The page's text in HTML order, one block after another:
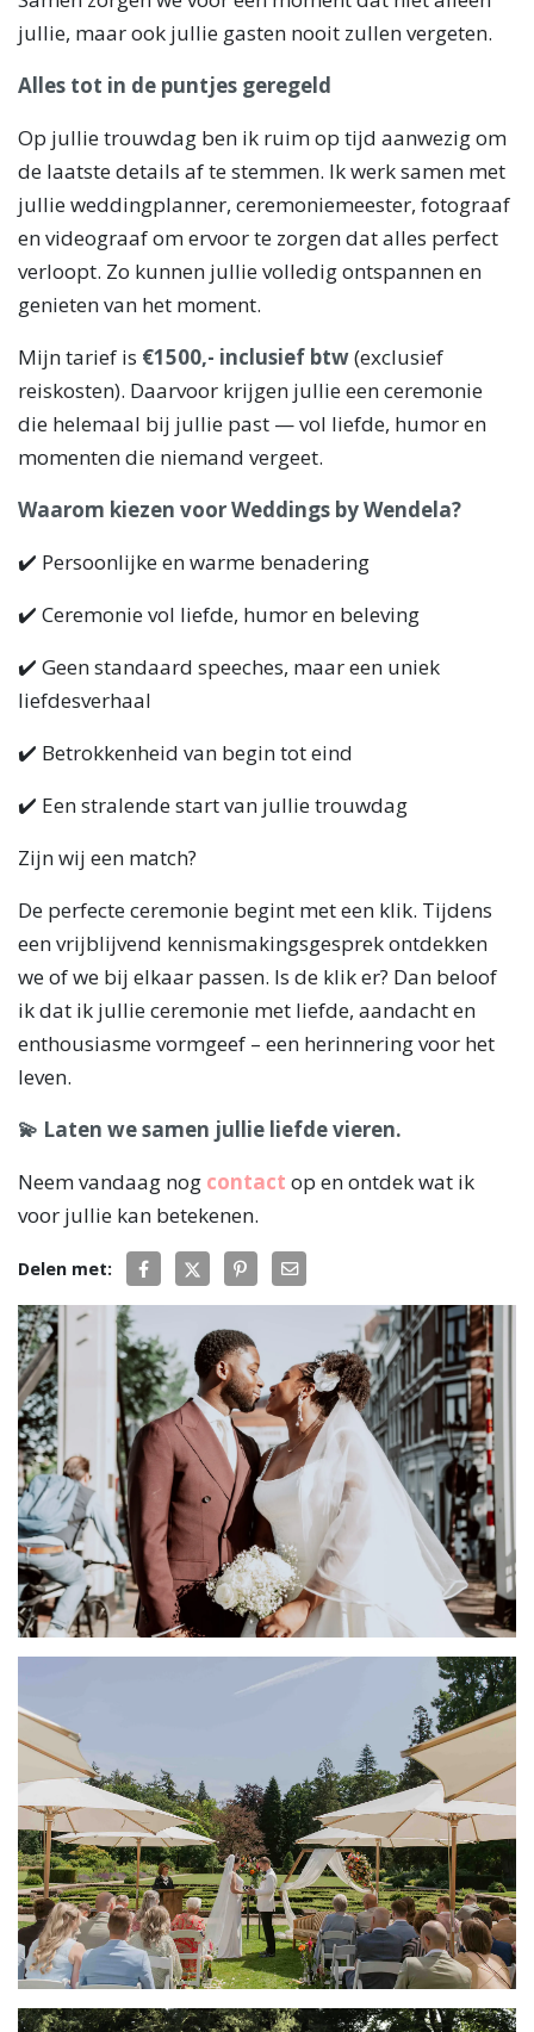
jullie, maar ook jullie gasten nooit zullen vergeten.
Alles tot in de puntjes geregeld
Op jullie trouwdag ben ik ruim op tijd aanwezig om
de laatste details af te stemmen. Ik werk samen met
jullie weddingplanner, ceremoniemeester, fotograaf
en videograaf om ervoor te zorgen dat alles perfect
verloopt. Zo kunnen jullie volledig ontspannen en
genieten van het moment.
Mijn tarief is €1500,- inclusief btw(exclusief
reiskosten). Daarvoor krijgen jullie een ceremonie
die helemaal bij jullie past — vol liefde, humor en
momenten die niemand vergeet.
Waarom kiezen voor Weddings by Wendela?
✔️ Persoonlijke en warme benadering
✔️ Ceremonie vol liefde, humor en beleving
✔️ Geen standaard speeches, maar een uniek
liefdesverhaal
✔️ Betrokkenheid van begin tot eind
✔️ Een stralende start van jullie trouwdag
Zijn wij een match?
De perfecte ceremonie begint met een klik. Tijdens
een vrijblijvend kennismakingsgesprek ontdekken
we of we bij elkaar passen. Is de klik er? Dan beloof
ik dat ik jullie ceremonie met liefde, aandacht en
enthousiasme vormgeef – een herinnering voor het
leven.
💫 Laten we samen jullie liefde vieren.
Neem vandaag nog contact op en ontdek wat ik
voor jullie kan betekenen.
Delen met: